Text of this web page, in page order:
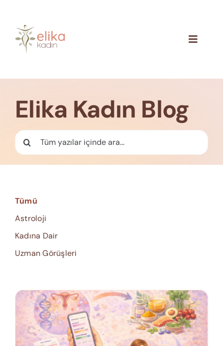
content
Toggle
İletişim
Elika Kadın Blog
Ara:
Tümü
Astroloji
Kadına Dair
Uzman Görüşleri